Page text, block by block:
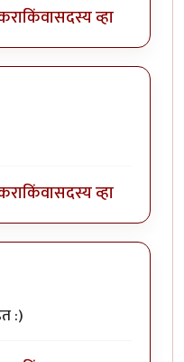
किंवासदस्य व्हा
किंवासदस्य व्हा
:)